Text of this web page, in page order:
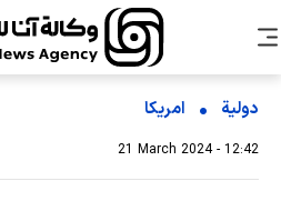
دولية امریکا
21 March 2024 - 12:42